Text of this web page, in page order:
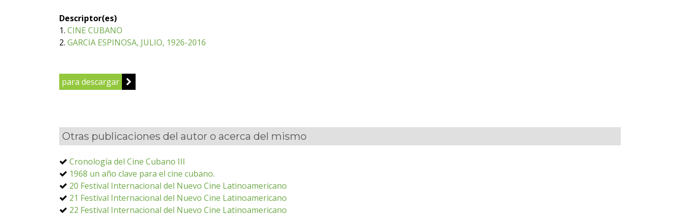
Descriptor(es)
1. CINE CUBANO
2. GARCIA ESPINOSA, JULIO, 1926-2016
para descargar
Otras publicaciones del autor o acerca del mismo
Cronología del Cine Cubano III
1968 un año clave para el cine cubano.
20 Festival Internacional del Nuevo Cine Latinoamericano
21 Festival Internacional del Nuevo Cine Latinoamericano
22 Festival Internacional del Nuevo Cine Latinoamericano